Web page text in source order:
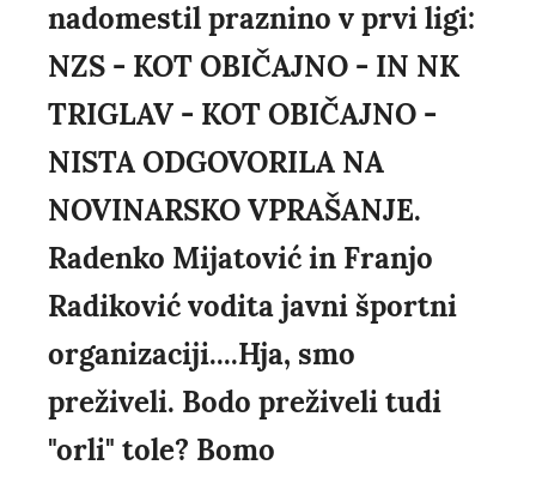
nadomestil praznino v prvi ligi:
NZS - KOT OBIČAJNO - IN NK
TRIGLAV - KOT OBIČAJNO -
NISTA ODGOVORILA NA
NOVINARSKO VPRAŠANJE.
Radenko Mijatović in Franjo
Radiković vodita javni športni
organizaciji....Hja, smo
preživeli. Bodo preživeli tudi
"orli" tole? Bomo